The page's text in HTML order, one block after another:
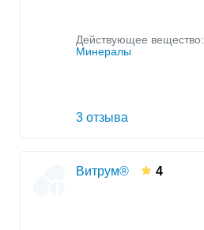
Действующее вещество:
Минералы
3 отзыва
Витрум® 4